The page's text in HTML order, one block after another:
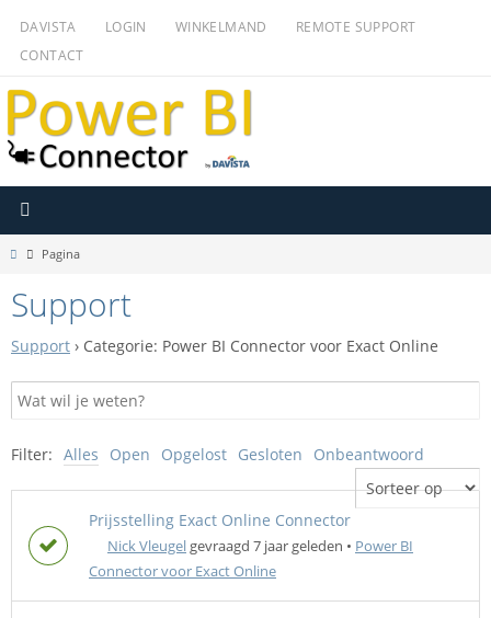
inhoud
DAVISTA LOGIN WINKELMAND
REMOTE SUPPORT
CONTACT
HomePagina
Support
Support › Categorie: Power BI Connector voor Exact Online
Filter: Alles Open Opgelost Gesloten Onbeantwoord
Prijsstelling Exact Online Connector
Nick Vleugel gevraagd 7 jaar geleden • Power BI
Connector voor Exact Online